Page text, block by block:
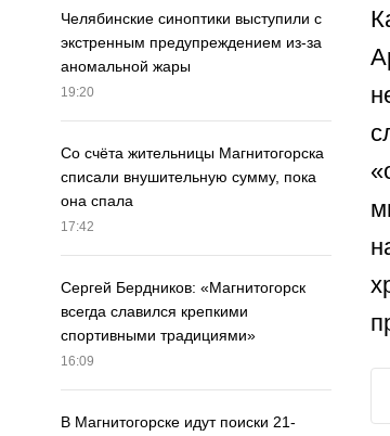
Челябинские синоптики выступили с
экстренным предупреждением из-за
аномальной жары
19:20
Со счёта жительницы Магнитогорска
списали внушительную сумму, пока
она спала
17:42
Сергей Бердников: «Магнитогорск
всегда славился крепкими
спортивными традициями»
16:09
В Магнитогорске идут поиски 21-